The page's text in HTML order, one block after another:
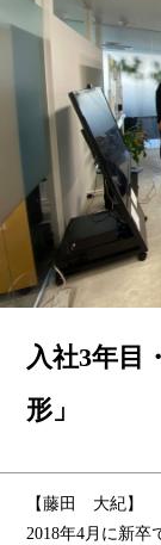
入社3年目
形」
【藤田 大紀】
2018年4月に新卒